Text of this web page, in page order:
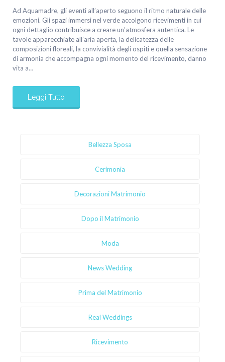
Ad Aquamadre, gli eventi all’aperto seguono il ritmo naturale delle
emozioni. Gli spazi immersi nel verde accolgono ricevimenti in cui
ogni dettaglio contribuisce a creare un’atmosfera autentica. Le
tavole apparecchiate all’aria aperta, la delicatezza delle
composizioni floreali, la convivialità degli ospiti e quella sensazione
di armonia che accompagna ogni momento del ricevimento, danno
vita a…
Leggi Tutto
Bellezza Sposa
Cerimonia
Decorazioni Matrimonio
Dopo il Matrimonio
Moda
News Wedding
Prima del Matrimonio
Real Weddings
Ricevimento